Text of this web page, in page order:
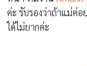
ค่ะ รับรองว่าถ้าแม่ค่
ได้ไม่ยากค่ะ